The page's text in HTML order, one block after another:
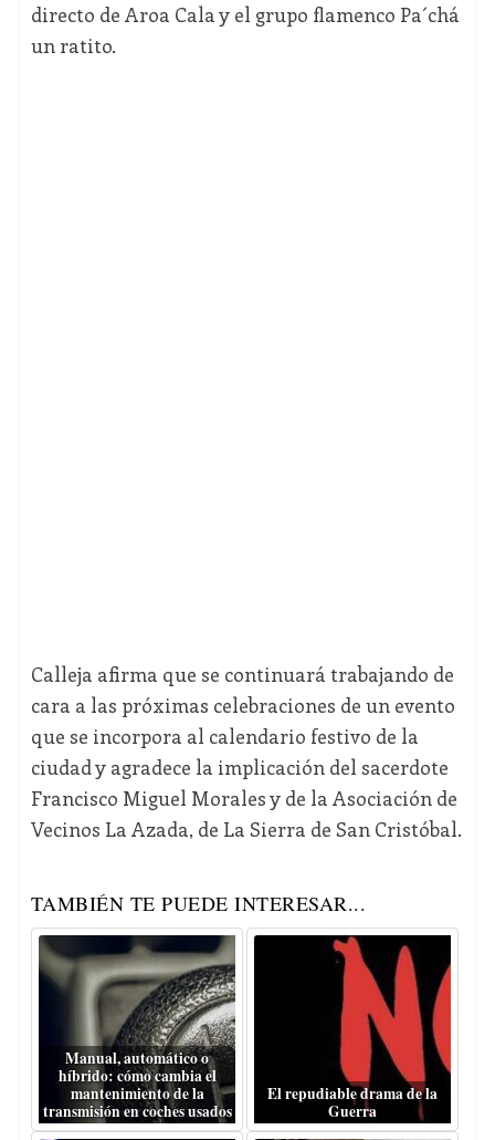
directo de Aroa Cala y el grupo flamenco Pa´chá
un ratito.
Calleja afirma que se continuará trabajando de
cara a las próximas celebraciones de un evento
que se incorpora al calendario festivo de la
ciudad y agradece la implicación del sacerdote
Francisco Miguel Morales y de la Asociación de
Vecinos La Azada, de La Sierra de San Cristóbal.
TAMBIÉN TE PUEDE INTERESAR...
Manual, automático o
híbrido: cómo cambia el
mantenimiento de la
transmisión en coches usados
El repudiable drama de la
Guerra